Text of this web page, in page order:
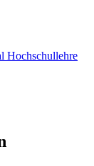
Hochschullehre